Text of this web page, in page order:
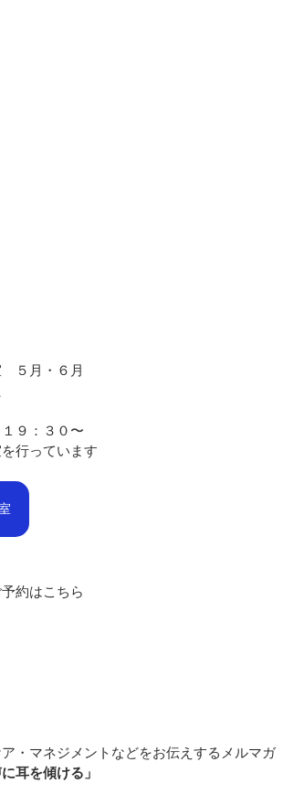
５月・６月
９：３０〜
行っています
約はこちら
・マネジメントなどをお伝えするメルマガ
耳を傾ける」